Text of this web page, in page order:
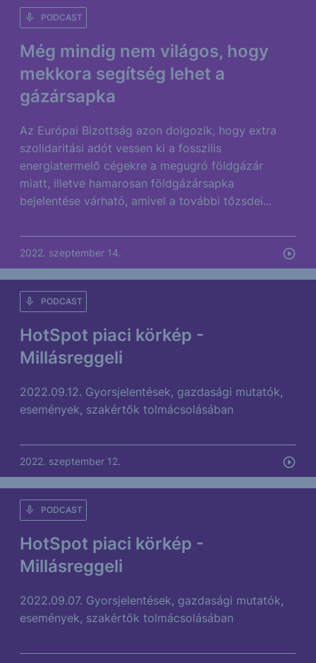
Még mindig nem világos, hogy
mekkora segítség lehet a
gázársapka
PODCAST
Az Európai Bizottság azon dolgozik, hogy extra
szolidaritási adót vessen ki a fosszilis
energiatermelő cégekre a megugró földgázár
miatt, illetve hamarosan földgázársapka
bejelentése várható, amivel a további tőzsdei...
2022. szeptember 14.
HotSpot piaci körkép -
Millásreggeli
PODCAST
2022.09.12. Gyorsjelentések, gazdasági mutatók,
események, szakértők tolmácsolásában
2022. szeptember 12.
HotSpot piaci körkép -
Millásreggeli
PODCAST
2022.09.07. Gyorsjelentések, gazdasági mutatók,
események, szakértők tolmácsolásában